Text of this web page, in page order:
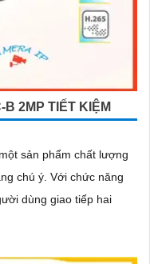
B 2MP TIẾT KIỆM
sản phẩm chất lượng
chức năng
dùng giao tiếp hai